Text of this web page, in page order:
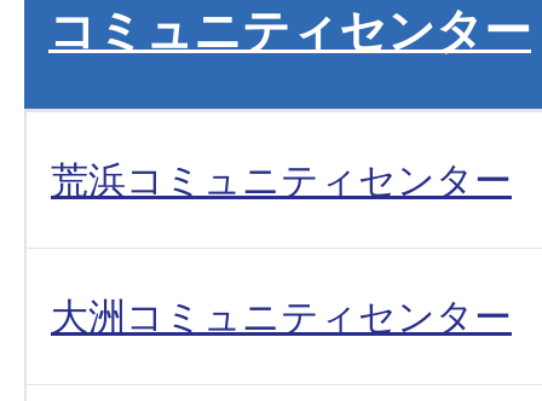
コミュニティセンター
荒浜コミュニティセンター
大洲コミュニティセンター